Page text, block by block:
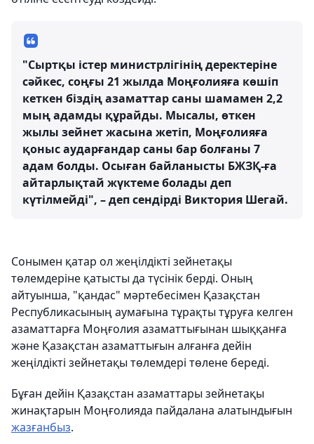
"Сыртқы істер министрлігінің деректеріне
сәйкес, соңғы 21 жылда Моңғолияға көшіп
кеткен біздің азаматтар саны шамамен 2,2
мың адамды құрайды. Мысалы, өткен
жылы зейнет жасына жетіп, Моңғолияға
қоныс аударғандар саны бар болғаны 7
адам болды. Осыған байланысты БЖЗҚ-ға
айтарлықтай жүктеме болады деп
күтілмейді", – деп сендірді Виктория Шегай.
Сонымен қатар ол жеңілдікті зейнетақы
төлемдеріне қатысты да түсінік берді. Оның
айтуынша, "қандас" мәртебесімен Қазақстан
Республикасының аумағына тұрақты тұруға келген
азаматтарға Моңғолия азаматтығынан шыққанға
және Қазақстан азаматтығын алғанға дейін
жеңілдікті зейнетақы төлемдері төлене береді.
Бұған дейін Қазақстан азаматтары зейнетақы
жинақтарын Моңғолияда пайдалана алатындығын
жазғанбыз.